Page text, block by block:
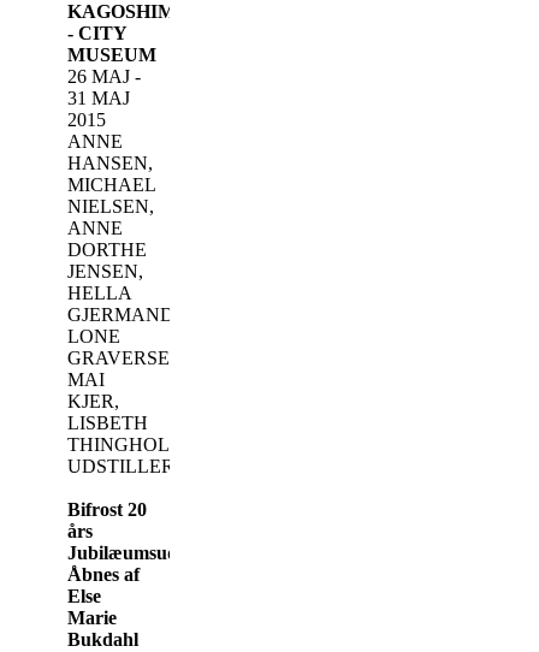
KAGOSHIMA
- CITY
MUSEUM
26 MAJ -
31 MAJ
2015
ANNE
HANSEN,
MICHAEL
NIELSEN,
ANNE
DORTHE
JENSEN,
HELLA
GJERMANDSEN,
LONE
GRAVERSEN,
MAI
KJER,
LISBETH
THINGHOLM.
UDSTILLER
Bifrost 20
års
Jubilæumsudstilling
Åbnes af
Else
Marie
Bukdahl